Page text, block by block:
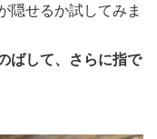
隠せるか試してみま
ばして、さらに指で